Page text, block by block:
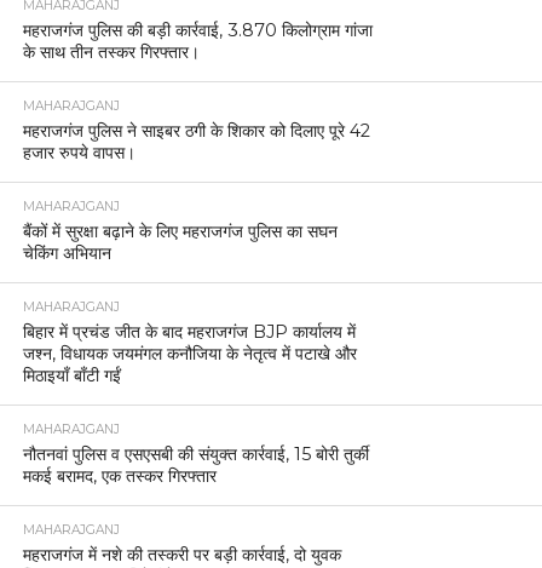
MAHARAJGANJ
महराजगंज पुलिस की बड़ी कार्रवाई, 3.870 किलोग्राम गांजा
के साथ तीन तस्कर गिरफ्तार।
MAHARAJGANJ
महराजगंज पुलिस ने साइबर ठगी के शिकार को दिलाए पूरे 42
हजार रुपये वापस।
MAHARAJGANJ
बैंकों में सुरक्षा बढ़ाने के लिए महराजगंज पुलिस का सघन
चेकिंग अभियान
MAHARAJGANJ
बिहार में प्रचंड जीत के बाद महराजगंज BJP कार्यालय में
जश्न, विधायक जयमंगल कनौजिया के नेतृत्व में पटाखे और
मिठाइयाँ बाँटी गईं
MAHARAJGANJ
नौतनवां पुलिस व एसएसबी की संयुक्त कार्रवाई, 15 बोरी तुर्की
मकई बरामद, एक तस्कर गिरफ्तार
MAHARAJGANJ
महराजगंज में नशे की तस्करी पर बड़ी कार्रवाई, दो युवक